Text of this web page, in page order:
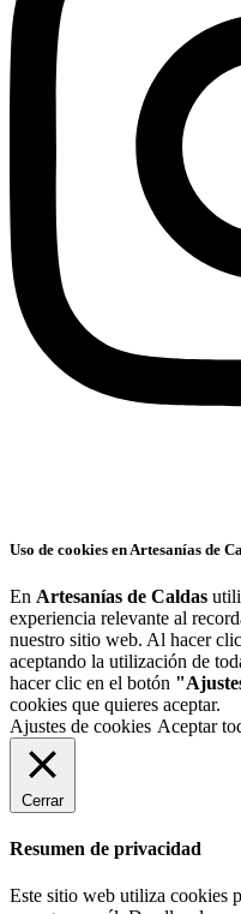
Uso de cookies en Artesanías de
En Artesanías de Caldas
experiencia relevante al
nuestro sitio web. Al hacer
aceptando la utilización de
hacer clic en el botón
cookies que quieres aceptar.
Ajustes de cookies Aceptar
Cerrar
Resumen de privacidad
Este sitio web utiliza cookies